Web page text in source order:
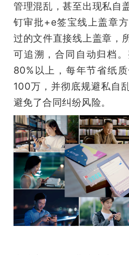
管理混乱，甚至出现私自
钉审批+e签宝线上盖章
过的文件直接线上盖章，
可追溯，合同自动归档
80%以上，每年节省纸
100万，并彻底规避私自
避免了合同纠纷风险。